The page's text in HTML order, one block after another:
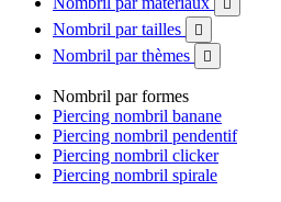

Nombril par tailles 
Nombril par thèmes 
Nombril par formes
Piercing nombril banane
Piercing nombril pendentif
Piercing nombril clicker
Piercing nombril spirale